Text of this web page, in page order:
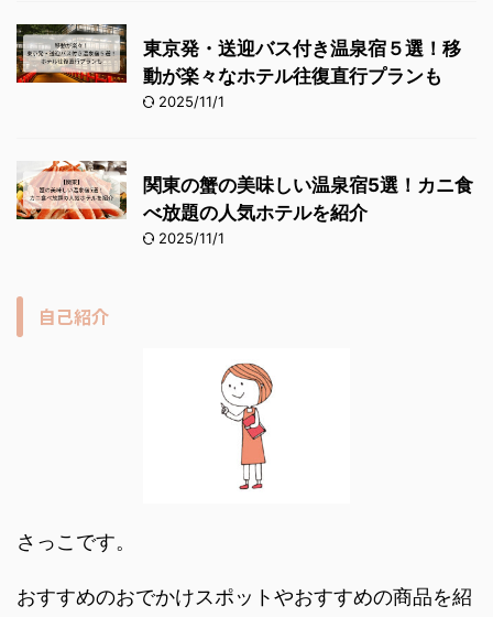
東京発・送迎バス付き温泉宿５選！移
動が楽々なホテル往復直行プランも
2025/11/1
関東の蟹の美味しい温泉宿5選！カニ食
べ放題の人気ホテルを紹介
2025/11/1
自己紹介
さっこです。
おすすめのおでかけスポットやおすすめの商品を紹